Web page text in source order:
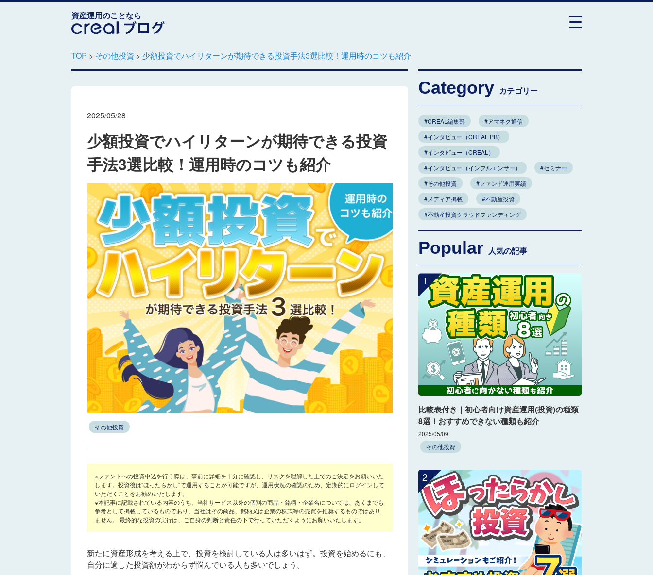
資産運用のことなら
TOP > その他投資 > 少額投資でハイリターンが期待できる投資手法3選比較！運用時のコツも紹介
2025/05/28
少額投資でハイリターンが期待できる投資
手法3選比較！運用時のコツも紹介
その他投資
※ファンドへの投資申込を行う際は、事前に詳細を十分に確認し、リスクを理解した上でのご決定をお願いいた
します。投資後は"ほったらかし"で運用することが可能ですが、運用状況の確認のため、定期的にログインして
いただくことをお勧めいたします。
※本記事に記載されている内容のうち、当社サービス以外の個別の商品・銘柄・企業名については、あくまでも
参考として掲載しているものであり、当社はその商品、銘柄又は企業の株式等の売買を推奨するものではあり
ません。 最終的な投資の実行は、ご自身の判断と責任の下で行っていただくようにお願いいたします。
新たに資産形成を考える上で、投資を検討している人は多いはず。投資を始めるにも、
自分に適した投資額がわからず悩んでいる人も多いでしょう。
Category カテゴリー
#CREAL編集部
#アマネク通信
#インタビュー（CREAL PB）
#インタビュー（CREAL）
#インタビュー（インフルエンサー）
#セミナー
#その他投資
#ファンド運用実績
#メディア掲載
#不動産投資
#不動産投資クラウドファンディング
Popular 人気の記事
1
比較表付き｜初心者向け資産運用(投資)の種類
8選！おすすめできない種類も紹介
2025/05/09
その他投資
2